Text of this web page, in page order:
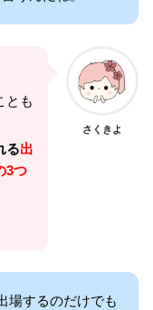
とも
る出
3つ
さくきよ
場するのだけでも